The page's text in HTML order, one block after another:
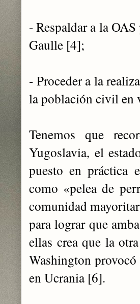
- Respaldar a la
Gaulle [4];
- Proceder a la
la población civil en
Tenemos que
Yugoslavia, el
puesto en práctica
como «pelea de
comunidad
para lograr que
ellas crea que la
Washington
en Ucrania [6].